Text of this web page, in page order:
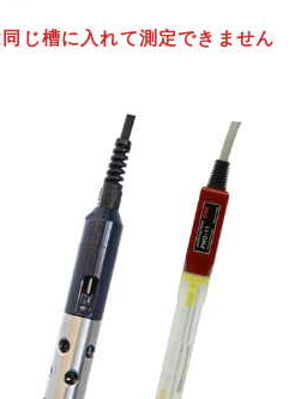
じ槽に入れて測定できません